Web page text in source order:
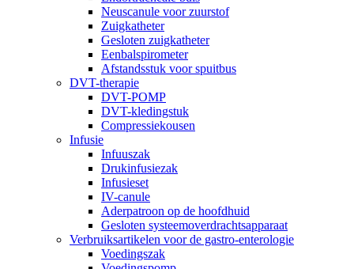
Neuscanule voor zuurstof
Zuigkatheter
Gesloten zuigkatheter
Eenbalspirometer
Afstandsstuk voor spuitbus
DVT-therapie
DVT-POMP
DVT-kledingstuk
Compressiekousen
Infusie
Infuuszak
Drukinfusiezak
Infusieset
IV-canule
Aderpatroon op de hoofdhuid
Gesloten systeemoverdrachtsapparaat
Verbruiksartikelen voor de gastro-enterologie
Voedingszak